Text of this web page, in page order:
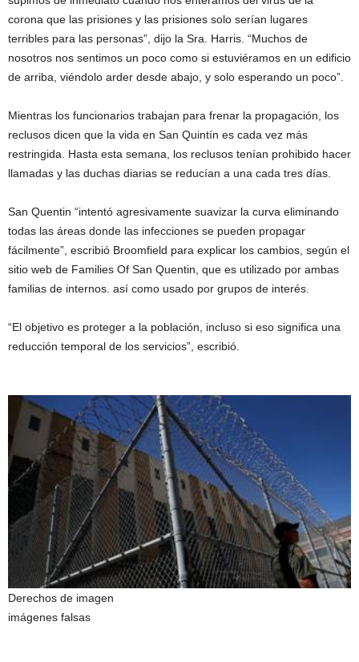
corona que las prisiones y las prisiones solo serían lugares
terribles para las personas”, dijo la Sra. Harris. “Muchos de
nosotros nos sentimos un poco como si estuviéramos en un edificio
de arriba, viéndolo arder desde abajo, y solo esperando un poco”.
Mientras los funcionarios trabajan para frenar la propagación, los
reclusos dicen que la vida en San Quintín es cada vez más
restringida. Hasta esta semana, los reclusos tenían prohibido hacer
llamadas y las duchas diarias se reducían a una cada tres días.
San Quentin “intentó agresivamente suavizar la curva eliminando
todas las áreas donde las infecciones se pueden propagar
fácilmente”, escribió Broomfield para explicar los cambios, según el
sitio web de Families Of San Quentin, que es utilizado por ambas
familias de internos. así como usado por grupos de interés.
“El objetivo es proteger a la población, incluso si eso significa una
reducción temporal de los servicios”, escribió.
Derechos de imagen
imágenes falsas